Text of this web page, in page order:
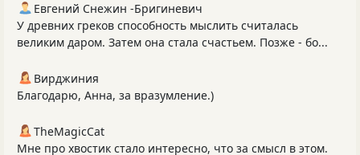
Евгений Снежин -Бригиневич
У древних греков способность мыслить считалась
великим даром. Затем она стала счастьем. Позже - бо...
Вирджиния
Благодарю, Анна, за вразумление.)
TheMagicCat
Мне про хвостик стало интересно, что за смысл в этом.